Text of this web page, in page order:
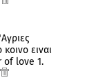
ειναι
of love 1.